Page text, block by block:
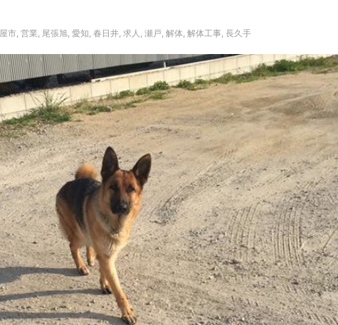
市, 営業, 尾張旭, 愛知, 春日井, 求人 , 瀬戸, 解体, 解体工事, 長久手